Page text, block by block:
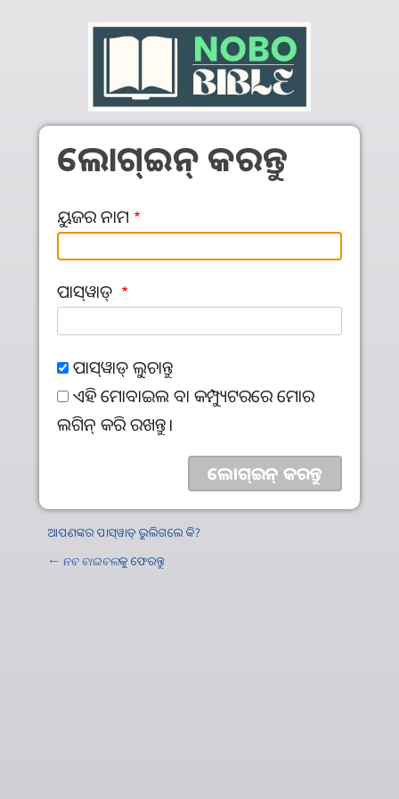
ଲୋଗ୍‍ଇନ୍‍ କରନ୍ତୁ
ୟୁଜର ନାମ
ପାସ୍‌ୱାଡ୍‌
ପାସ୍‌ୱାଡ୍‌ ଲୁଚାନ୍ତୁ
ଏହି ମୋବାଇଲ ବା କମ୍ପ୍ୟୁଟରରେ ମୋର
ଲଗିନ୍‌ କରି ରଖନ୍ତୁ।
ଆପଣଙ୍କର ପାସ୍‌ୱାଡ୍‌ ଭୁଲିଗଲେ କି?
← ନବ ବାଇବଲକୁ ଫେରନ୍ତୁ